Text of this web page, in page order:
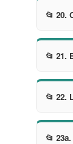
📂 20.
📂 21.
📂 22.
📂